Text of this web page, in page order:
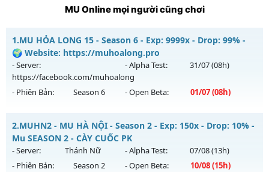
MU Online mọi người cũng chơi
1.MU HỎA LONG 15 - Season 6 - Exp: 9999x - Drop: 99% -
🌍 Website: https://muhoalong.pro
- Server:
https://facebook.com/muhoalong
- Alpha Test: 31/07(08h)
- Phiên Bản: Season 6 - Open Beta: 01/07(08h)
MU HỎA LONG 15 - 🌍 Website: https://muhoalong.pro
Mu mới ra tháng 07 2026 - Mở máy chủ
https://facebook.com/muhoalongvào 08h ngày
01/07/2626
2.MUHN2 - MU HÀ NỘI - Season 2 - Exp: 150x - Drop: 10% -
Mu SEASON 2 - CÀY CUỐC PK
- Server: Thánh Nữ - Alpha Test: 07/08(13h)
- Phiên Bản:
Season 2 - Open Beta: 10/08(15h)